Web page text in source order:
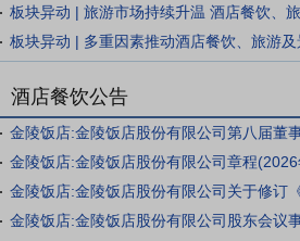
板块异动 | 多重因素推动酒店餐饮、旅游
酒店餐饮公告
金陵饭店:金陵饭店股份有限公司章程